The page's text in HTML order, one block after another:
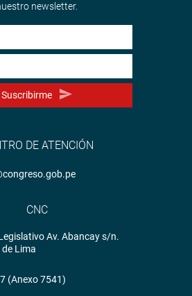
newsletter.
Suscribirme
DE ATENCIÓN
CNC
Av. Abancay s/n.
Lima
(Anexo 7541)